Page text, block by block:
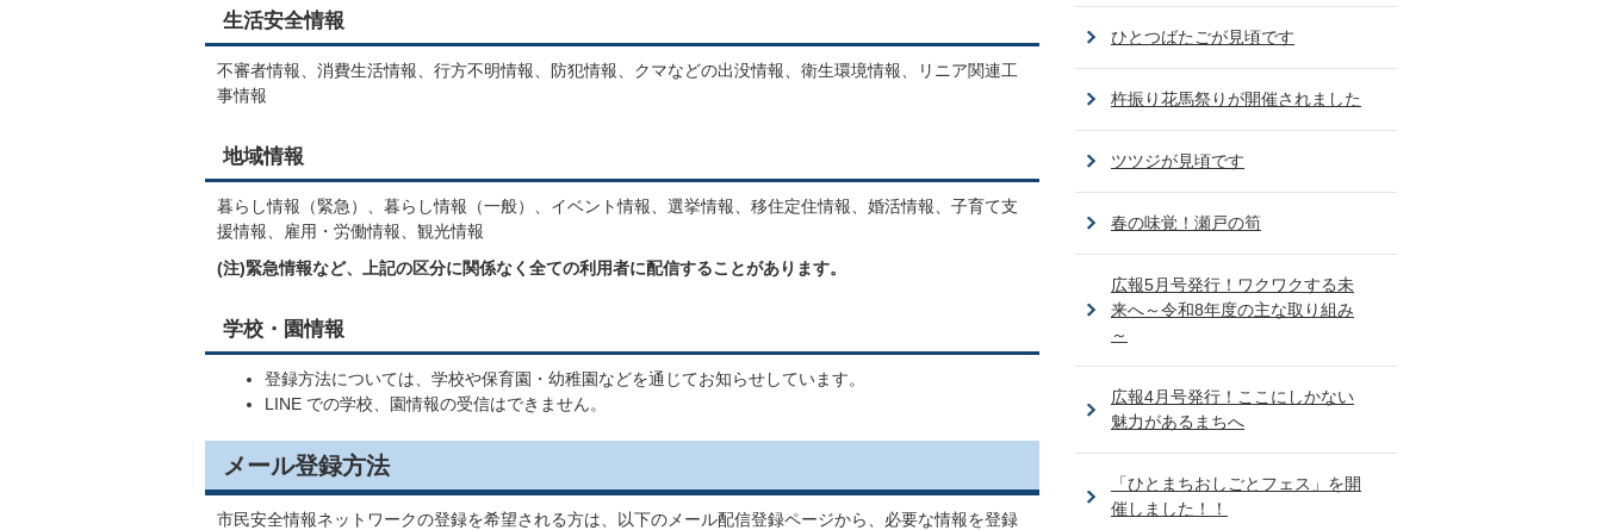
生活安全情報
不審者情報、消費生活情報、行方不明情報、防犯情報、クマなどの出没情報、衛生環境情報、リニア関連工
事情報
地域情報
暮らし情報（緊急）、暮らし情報（一般）、イベント情報、選挙情報、移住定住情報、婚活情報、子育て支
援情報、雇用・労働情報、観光情報
(注)緊急情報など、上記の区分に関係なく全ての利用者に配信することがあります。
学校・園情報
登録方法については、学校や保育園・幼稚園などを通じてお知らせしています。
LINE での学校、園情報の受信はできません。
メール登録方法
市民安全情報ネットワークの登録を希望される方は、以下のメール配信登録ページから、必要な情報を登録
ひとつばたごが見頃です
杵振り花馬祭りが開催されました
ツツジが見頃です
春の味覚！瀬戸の筍
広報5月号発行！ワクワクする未
来へ～令和8年度の主な取り組み
～
広報4月号発行！ここにしかない
魅力があるまちへ
「ひとまちおしごとフェス」を開
催しました！！